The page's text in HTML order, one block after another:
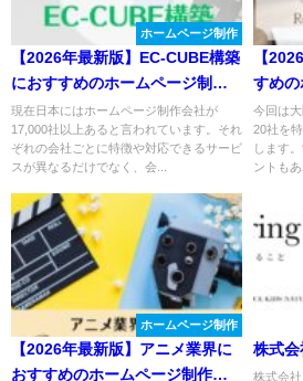
ホームページ制作
【2026年最新版】EC-CUBE構築
におすすめのホームページ制作
会社５選！
現在日本にはホームページ制作会社が
17,000社以上あると言われています。それ
ぞれの会社ごとに特徴や対応できるサービ
スが異なるだけでなく、会...
【
すめの
選！
今回は
20社を
します
ントも
ホームページ制作
【2026年最新版】アニメ業界に
おすすめのホームページ制作会
株式会
株式会